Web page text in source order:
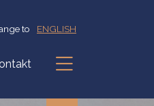
to ENGLISH
Podmenu